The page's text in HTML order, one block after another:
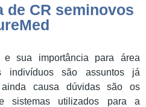
de CR seminovos
sua importância para área
indivíduos são assuntos já
causa dúvidas são os
sistemas utilizados para a